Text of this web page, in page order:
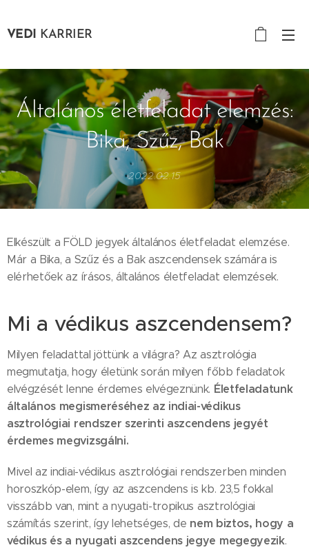
VEDI KARRIER
Általános életfeladat elemzés:
Bika, Szűz, Bak
2022.02.15
Elkészült a FÖLD jegyek általános életfeladat elemzése.
Már a Bika, a Szűz és a Bak aszcendensek számára is
elérhetőek az írásos, általános életfeladat elemzések.
Mi a védikus aszcendensem?
Milyen feladattal jöttünk a világra? Az asztrológia
megmutatja, hogy életünk során milyen főbb feladatok
elvégzését lenne érdemes elvégeznünk. Életfeladatunk
általános megismeréséhez az indiai-védikus
asztrológiai rendszer szerinti aszcendens jegyét
érdemes megvizsgálni.
Mivel az indiai-védikus asztrológiai rendszerben minden
horoszkóp-elem, így az aszcendens is kb. 23,5 fokkal
visszább van, mint a nyugati-tropikus asztrológiai
számítás szerint, így lehetséges, de nem biztos, hogy a
védikus és a nyugati aszcendens jegye megegyezik.